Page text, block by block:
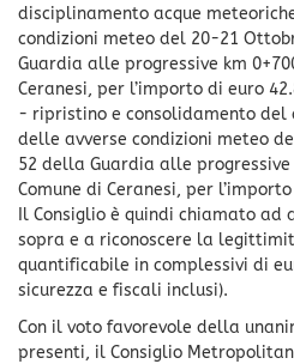
disciplinamento acque
condizioni meteo del 20-21
Guardia alle progressive km
Ceranesi, per l’importo di euro
- ripristino e consolidamento del
delle avverse condizioni meteo
52 della Guardia alle progressive
Comune di Ceranesi, per
Il Consiglio è quindi chiamato
sopra e a riconoscere la
quantificabile in complessivi di
sicurezza e fiscali inclusi).
Con il voto favorevole della
presenti, il Consiglio